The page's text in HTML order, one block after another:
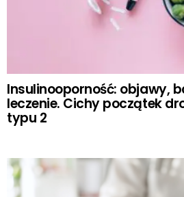
Insulinooporność: objawy,
leczenie. Cichy początek
typu 2